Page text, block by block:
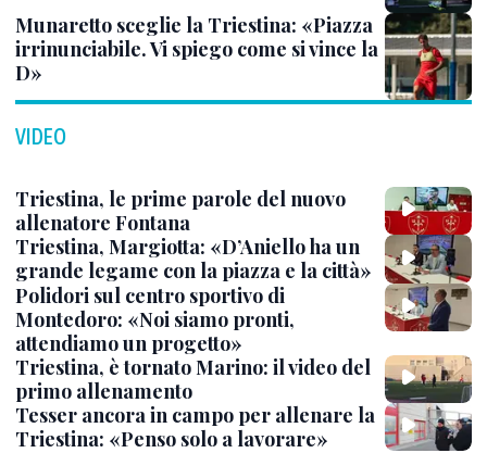
Munaretto sceglie la Triestina: «Piazza
irrinunciabile. Vi spiego come si vince la
D»
VIDEO
Triestina, le prime parole del nuovo
allenatore Fontana
Triestina, Margiotta: «D’Aniello ha un
grande legame con la piazza e la città»
Polidori sul centro sportivo di
Montedoro: «Noi siamo pronti,
attendiamo un progetto»
Triestina, è tornato Marino: il video del
primo allenamento
Tesser ancora in campo per allenare la
Triestina: «Penso solo a lavorare»